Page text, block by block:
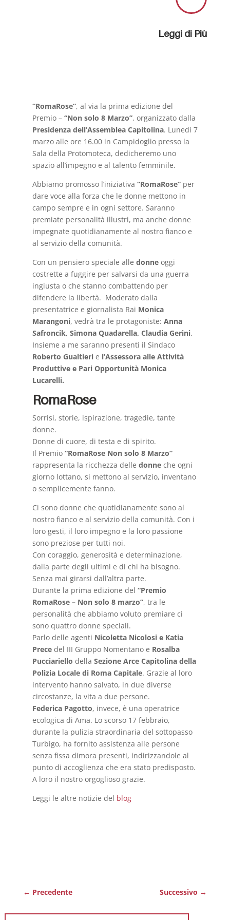
Leggi di Più
“RomaRose”, al via la prima edizione del
Premio – “Non solo 8 Marzo”, organizzato dalla
Presidenza dell’Assemblea Capitolina. Lunedì 7
marzo alle ore 16.00 in Campidoglio presso la
Sala della Protomoteca, dedicheremo uno
spazio all’impegno e al talento femminile.
Abbiamo promosso l’iniziativa “RomaRose”per
dare voce alla forza che le donne mettono in
campo sempre e in ogni settore. Saranno
premiate personalità illustri, ma anche donne
impegnate quotidianamente al nostro fianco e
al servizio della comunità.
Con un pensiero speciale alle donneoggi
costrette a fuggire per salvarsi da una guerra
ingiusta o che stanno combattendo per
difendere la libertà. Moderato dalla
presentatrice e giornalista Rai Monica
Marangoni, vedrà tra le protagoniste: Anna
Safroncik, Simona Quadarella, Claudia Gerini.
Insieme a me saranno presenti il Sindaco
Roberto Gualtierie l’Assessora alle Attività
Produttive e Pari Opportunità Monica
Lucarelli.
RomaRose
Sorrisi, storie, ispirazione, tragedie, tante
donne.
Donne di cuore, di testa e di spirito.
Il Premio “RomaRose Non solo 8 Marzo”
rappresenta la ricchezza delle donneche ogni
giorno lottano, si mettono al servizio, inventano
o semplicemente fanno.
Ci sono donne che quotidianamente sono al
nostro fianco e al servizio della comunità. Con i
loro gesti, il loro impegno e la loro passione
sono preziose per tutti noi.
Con coraggio, generosità e determinazione,
dalla parte degli ultimi e di chi ha bisogno.
Senza mai girarsi dall’altra parte.
Durante la prima edizione del “Premio
RomaRose – Non solo 8 marzo”, tra le
personalità che abbiamo voluto premiare ci
sono quattro donne speciali.
Parlo delle agenti Nicoletta Nicolosi e Katia
Precedel III Gruppo Nomentano e Rosalba
Pucciariello della Sezione Arce Capitolina della
Polizia Locale di Roma Capitale. Grazie al loro
intervento hanno salvato, in due diverse
circostanze, la vita a due persone.
Federica Pagotto, invece, è una operatrice
ecologica di Ama. Lo scorso 17 febbraio,
durante la pulizia straordinaria del sottopasso
Turbigo, ha fornito assistenza alle persone
senza fissa dimora presenti, indirizzandole al
punto di accoglienza che era stato predisposto.
A loro il nostro orgoglioso grazie.
Leggi le altre notizie del blog
← Precedente Successivo →